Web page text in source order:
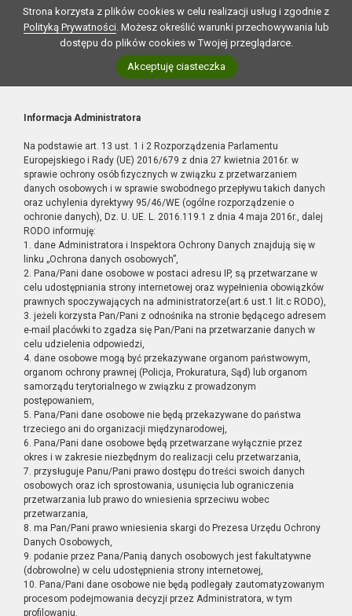
Strona korzysta z plików cookies w celu realizacji usług i zgodnie z
Polityką Prywatności. Możesz określić warunki przechowywania lub
dostępu do plików cookies w Twojej przeglądarce.
Akceptuję ciasteczka
Informacja Administratora
Na podstawie art. 13 ust. 1 i 2 Rozporządzenia Parlamentu
Europejskiego i Rady (UE) 2016/679 z dnia 27 kwietnia 2016r. w
sprawie ochrony osób fizycznych w związku z przetwarzaniem
danych osobowych i w sprawie swobodnego przepływu takich danych
oraz uchylenia dyrektywy 95/46/WE (ogólne rozporządzenie o
ochronie danych), Dz. U. UE. L. 2016.119.1 z dnia 4 maja 2016r., dalej
RODO informuję:
1. dane Administratora i Inspektora Ochrony Danych znajdują się w
linku „Ochrona danych osobowych”,
2. Pana/Pani dane osobowe w postaci adresu IP, są przetwarzane w
celu udostępniania strony internetowej oraz wypełnienia obowiązków
prawnych spoczywających na administratorze(art.6 ust.1 lit.c RODO),
3. jeżeli korzysta Pan/Pani z odnośnika na stronie będącego adresem
e-mail placówki to zgadza się Pan/Pani na przetwarzanie danych w
celu udzielenia odpowiedzi,
4. dane osobowe mogą być przekazywane organom państwowym,
organom ochrony prawnej (Policja, Prokuratura, Sąd) lub organom
samorządu terytorialnego w związku z prowadzonym
postępowaniem,
5. Pana/Pani dane osobowe nie będą przekazywane do państwa
trzeciego ani do organizacji międzynarodowej,
6. Pana/Pani dane osobowe będą przetwarzane wyłącznie przez
okres i w zakresie niezbędnym do realizacji celu przetwarzania,
7. przysługuje Panu/Pani prawo dostępu do treści swoich danych
osobowych oraz ich sprostowania, usunięcia lub ograniczenia
przetwarzania lub prawo do wniesienia sprzeciwu wobec
przetwarzania,
8. ma Pan/Pani prawo wniesienia skargi do Prezesa Urzędu Ochrony
Danych Osobowych,
9. podanie przez Pana/Panią danych osobowych jest fakultatywne
(dobrowolne) w celu udostępnienia strony internetowej,
10. Pana/Pani dane osobowe nie będą podlegały zautomatyzowanym
procesom podejmowania decyzji przez Administratora, w tym
profilowaniu.